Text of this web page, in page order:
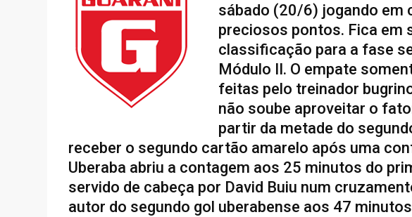
sábado (20/6) jogando em
preciosos pontos. Fica em
classificação para a fase
Módulo II. O empate
feitas pelo treinador
não soube aproveitar o
partir da metade do
receber o segundo cartão amarelo após uma
Uberaba abriu a contagem aos 25 minutos do
servido de cabeça por David Buiu num
autor do segundo gol uberabense aos 47